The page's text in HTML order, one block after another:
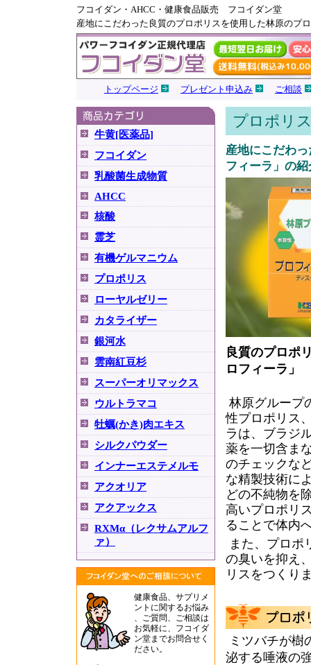
フコイダン・AHCC・健康食品販売 フコイダン堂
産地にこだわった良質のプロポリスを使用した林原のプ
トップページ プレゼント申込み ご相談
牛黄[医薬品]
フコイダン
乳酸菌生成物質
AHCC
核酸
霊芝
有機ゲルマニウム
プロポリス
ローヤルゼリー
カタライザー
銀河水
雲南紅豆杉
スーパーオリマックス
ウルトラマコ
牡蠣(かき)肉エキス
シルクパウダー
インナーエステメルモ
アクオリア
アクアックス
RXMα（レクサムアルフ
ァ）
健康食品、サプリメ
ントに関するお悩み
、ご質問、ご相談は
お気軽に、フコイダ
ン堂までお問合せく
ださい。
プロポリ
産地にこだわ
フィーラ」の紹
良質のプロポ
ロフィーラ」
林原グループ
性プロポリス
ラは、ブラジ
薬を一切含ま
のチェックな
な精製技術に
どの不純物を
高いプロポリ
ることで体内
また、プロポ
の臭いを抑え
リスをつくり
ミツバチが樹
泌する唾液の